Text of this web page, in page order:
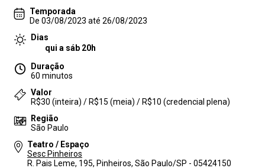
Temporada
De 03/08/2023 até 26/08/2023
Dias
qui a sáb 20h
Duração
60 minutos
Valor
R$30 (inteira) / R$15 (meia) / R$10 (credencial plena)
Região
São Paulo
Teatro / Espaço
Sesc Pinheiros
R. Pais Leme, 195, Pinheiros, São Paulo/SP - 05424150